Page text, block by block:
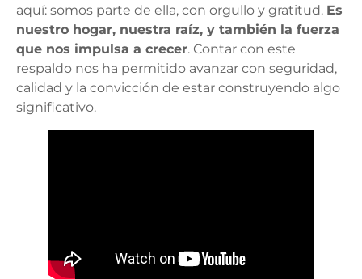
aquí: somos parte de ella, con orgullo y gratitud. Es
nuestro hogar, nuestra raíz, y también la fuerza
que nos impulsa a crecer. Contar con este
respaldo nos ha permitido avanzar con seguridad,
calidad y la convicción de estar construyendo algo
significativo.